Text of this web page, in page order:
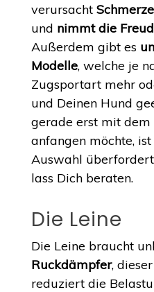
verursacht
und nimmt die
Außerdem gibt es
Modelle, welche je
Zugsportart mehr
und Deinen Hund
gerade erst mit
anfangen möchte,
Auswahl
lass Dich beraten.
Die Leine
Die Leine braucht
Ruckdämpfer,
reduziert die